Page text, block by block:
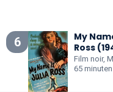
6
My
Ross
Film noir,
65 minuten